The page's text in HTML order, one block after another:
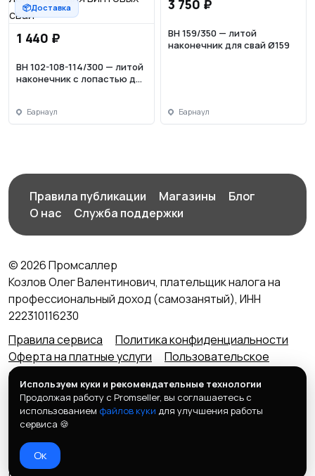
📦Доставка
1 440 ₽
ВН 102-108-114/300 — литой
наконечник с лопастью для
Барнаул
3 750 ₽
ВН 159/350 — литой
наконечник для свай Ø159
Барнаул
Правила публикации Магазины
Блог
О нас
Служба поддержки
© 2026 Промсаллер
Козлов Олег Валентинович, плательщик налога на
профессиональный доход (самозанятый), ИНН
222310116230
Правила сервиса
Политика конфиденциальности
Оферта на платные услуги
Пользовательское
соглашение
продавцов
Контакты портала
Портал ПРОМСАЛЛЕР (Promsaller.ru) не является
интернет-магазином. Для покупки товара обратитесь
к продавцу по номеру телефона, который размещен в
Используем куки и рекомендательные технологии
Продолжая работу с Promseller, вы соглашаетесь с
использованием файлов куки для улучшения работы
сервиса 🍪
Ок